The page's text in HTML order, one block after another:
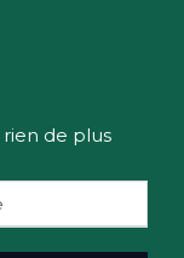
de plus